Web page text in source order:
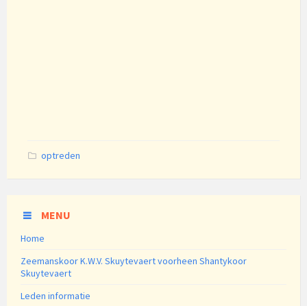
Categories:
optreden
MENU
Home
Zeemanskoor K.W.V. Skuytevaert voorheen Shantykoor
Skuytevaert
Leden informatie